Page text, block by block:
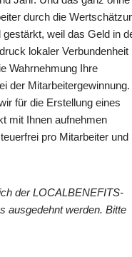
durch die
weil das Geld in
lokaler Verbundenheit
Wahrnehmung Ihre
der Mitarbeitergewinnung.
für die Erstellung eines
mit Ihnen aufnehmen
pro Mitarbeiter und
der LOCALBENEFITS-
ausgedehnt werden. Bitte